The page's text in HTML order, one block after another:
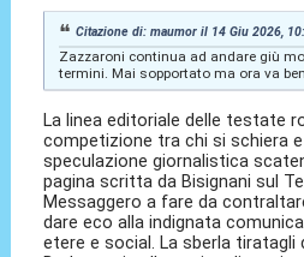
Citazione di: maumor il 14 Giu 2026,
Zazzaroni continua ad andare giù
termini. Mai sopportato ma ora va
La linea editoriale delle testate
competizione tra chi si schiera
speculazione giornalistica
pagina scritta da Bisignani sul
Messaggero a fare da
dare eco alla indignata
etere e social. La sberla tiratagli